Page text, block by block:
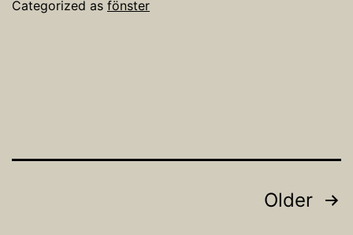
Categorized as fönster
Older